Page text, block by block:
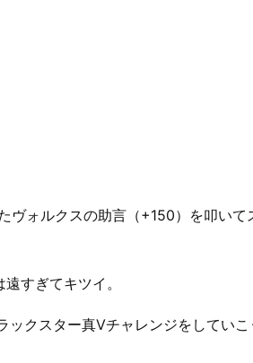
ヴォルクスの助言（+150）を叩い
すぎてキツイ。
クスター真Ⅴチャレンジをしていこ